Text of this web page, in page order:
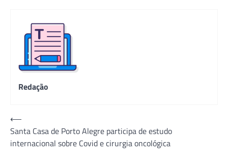
Redação
Navegação
de
Post
⟵
Santa Casa de Porto Alegre participa de estudo
internacional sobre Covid e cirurgia oncológica